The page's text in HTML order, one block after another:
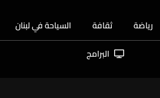
رياضة ثقافة السياحة في لبنان
البرامج